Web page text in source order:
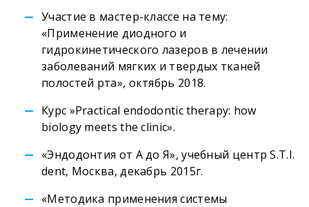
Участие в мастер-классе на тему:
«Применение диодного и
гидрокинетического лазеров в лечении
заболеваний мягких и твердых тканей
полостей рта», октябрь 2018.
Курс »Practical endodontic therapy: how
biology meets the clinic».
«Эндодонтия от А до Я», учебный центр S.T.I.
dent, Москва, декабрь 2015г.
«Методика применения системы